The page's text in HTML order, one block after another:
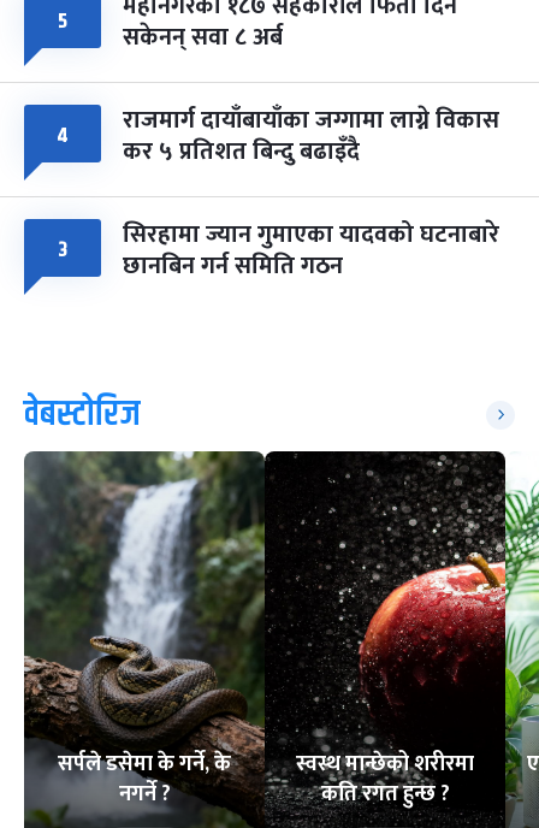
५ सकेनन् सवा ८ अर्ब
४ राजमार्ग दायाँबायाँका जग्गामा लाग्ने विकास
कर ५ प्रतिशत बिन्दु बढाइँदै
३ सिरहामा ज्यान गुमाएका यादवको घटनाबारे
छानबिन गर्न समिति गठन
वेबस्टोरिज
सर्पले डसेमा के गर्ने, के
नगर्ने ?
स्वस्थ मान्छेको शरीरमा
कति रगत हुन्छ ?